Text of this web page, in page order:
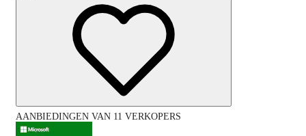
AANBIEDINGEN VAN 11 VERKOPERS